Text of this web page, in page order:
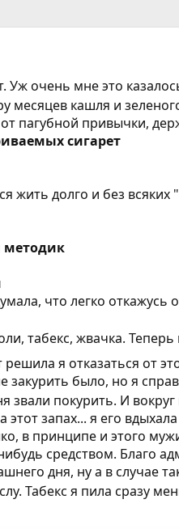
Уж очень мне это
месяцев кашля и
от пагубной привычки,
сигарет
жить долго и без всяких
методик
что легко
табекс, жвачка.
я отказаться от
закурить было, но я
звали покурить. И
этот запах... я его
в принципе и этого
средством. Благо
дня, ну а в случае
Табекс я пила сразу